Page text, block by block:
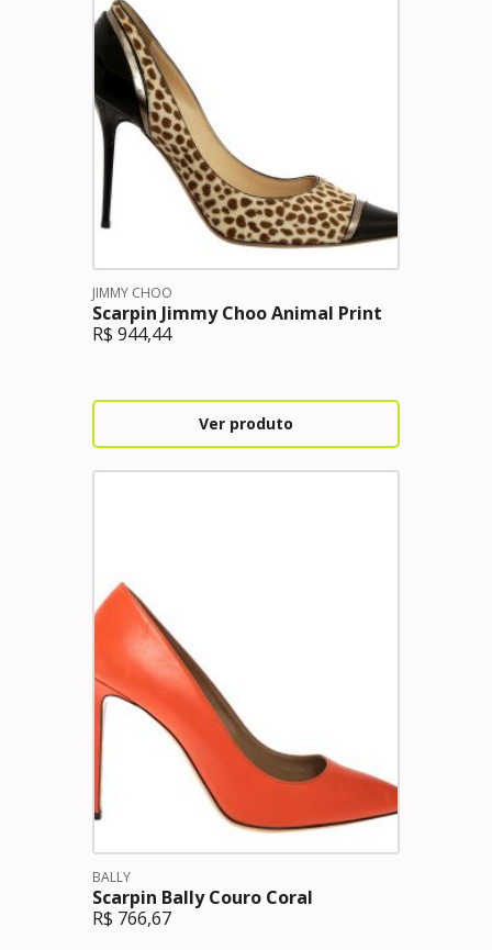
JIMMY CHOO
Scarpin Jimmy Choo Animal Print
R$ 944,44
Ver produto
BALLY
Scarpin Bally Couro Coral
R$ 766,67